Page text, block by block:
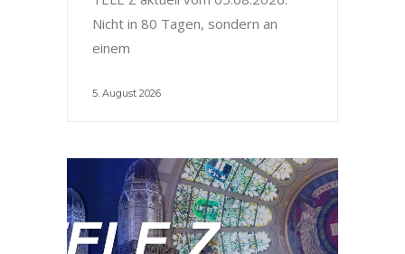
Nicht in 80 Tagen, sondern an
einem
5. August 2026